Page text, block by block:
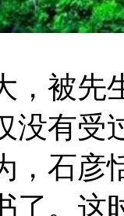
，被先
没有受
，石彦
了。这